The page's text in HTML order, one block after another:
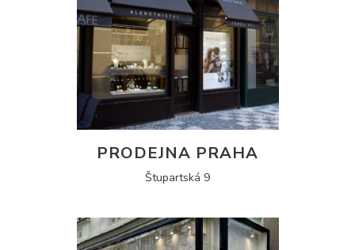
PRODEJNA PRAHA
Štupartská 9